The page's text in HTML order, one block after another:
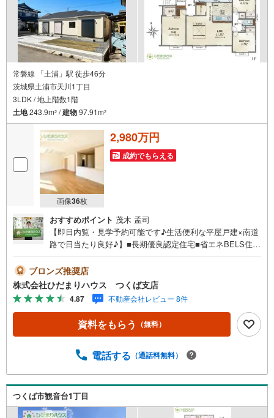
常磐線 「土浦」駅 徒歩46分
茨城県土浦市天川1丁目
3LDK / 地上階数1階
土地243.9m2 /建物97.91m2
画像36枚
2,980万円
成約でもらえる
おすすめポイント 茂木 孟司
【即日内覧・見学予約可能です♪生活便利な平屋戸建×南道
路で日当たり良好♪】■長期優良認定住宅■省エネBELS住宅
ひだまりハウスHPにて公開中♪■人気の平屋一戸建て！■カ
ースペースは並列2台駐車可能！■大型商業施設が近くにあ
り、買い物に便利な閑静な住宅街！マイホーム探しは、ひ
だまりハウスにご相談ください！■自己資金￥0からの住宅
購入できます！■他社様でご紹介されている物件も一緒にご
提案できます。■新規物件・価格変更の情報がとてもスピー
す。■ご希望の方にはメールでのやりとりだけで大丈夫で
日のご見学希望大歓迎です！土浦市天川1丁目 新築戸建
土浦駅（バス19分） 下高津小学校（徒歩24分） 土浦第
四中学校（徒歩10分）
ブロンズ推奨店
株式会社ひだまりハウス つくば支店
4.87 不動産会社レビュー 8件
資料をもらう （無料）
電話する （通話料無料）
つくば市観音台1丁目